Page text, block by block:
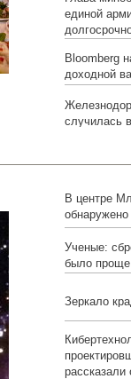
единой
Bloomberg
доходной
случилась
В центре
умерших
Ученые:
было
Зеркало